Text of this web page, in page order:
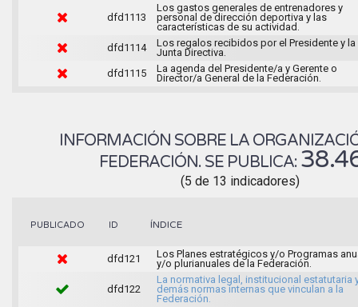
dfd1113
Los gastos generales de entrenadores y
personal de dirección deportiva y las
características de su actividad.
dfd1114
Los regalos recibidos por el Presidente y la
Junta Directiva.
dfd1115
La agenda del Presidente/a y Gerente o
Director/a General de la Federación.
INFORMACIÓN SOBRE LA
FEDERACIÓN. SE PUBLICA:
(5 de 13 indicadores)
PUBLICADO ID ÍNDICE
dfd121
Los Planes estratégicos y/o Programas
y/o plurianuales de la Federación.
dfd122
La normativa legal, institucional estatutaria
demás normas internas que vinculan a la
Federación.